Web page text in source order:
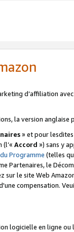
d’affiliation
la version anglaise
» et pour
(l’« Accord ») sans y
Programme (telles
Partenaires, le
sur le site Web
compensation.
logicielle en ligne ou